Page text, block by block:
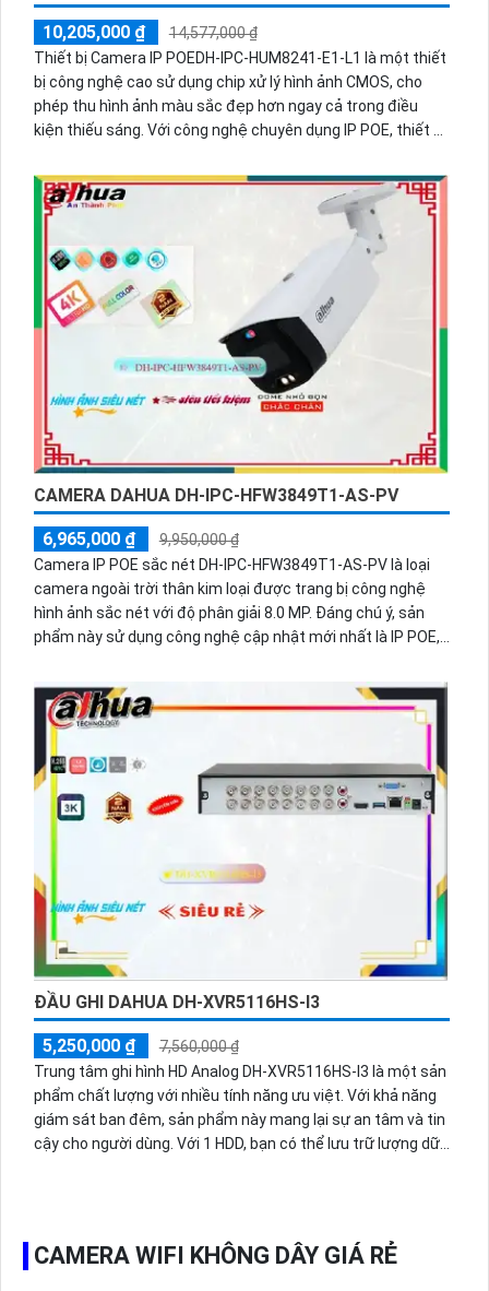
10,205,000 ₫
14,577,000 ₫
Thiết bị Camera IP POEDH-IPC-HUM8241-E1-L1 là một thiết
bị công nghệ cao sử dụng chip xử lý hình ảnh CMOS, cho
phép thu hình ảnh màu sắc đẹp hơn ngay cả trong điều
kiện thiếu sáng. Với công nghệ chuyên dụng IP POE, thiết bị
nhớ tích hợp. Đặc biệt, thiết bị còn được trang bị công nghệ
nhìn đêm ONVIF đảm bảo chất lượng hình ảnh trong điều
CAMERA DAHUA DH-IPC-HFW3849T1-AS-PV
6,965,000 ₫
9,950,000 ₫
Camera IP POE sắc nét DH-IPC-HFW3849T1-AS-PV là loại
camera ngoài trời thân kim loại được trang bị công nghệ
hình ảnh sắc nét với độ phân giải 8.0 MP. Đáng chú ý, sản
phẩm này sử dụng công nghệ cập nhật mới nhất là IP POE,
lựa chọn lý tưởng cho các hệ thống lớn với khả năng tốt
nhất.Camera này cũng được trang bị công nghệ AI báo
động thông minh, hạn chế báo động giả, giúp ngăn chặn
những hiện tượng không mong muốn. Một ưu điểm khác
của sản phẩm là khả năng xem ban đêm full color trong
khoảng cách 30m, giúp giám sát ban đêm hiệu quả và phù
hợp. Chất lượng hình ảnh và màu sắc cũng đảm bảo tốt mọi
ĐẦU GHI DAHUA DH-XVR5116HS-I3
5,250,000 ₫
7,560,000 ₫
Trung tâm ghi hình HD Analog DH-XVR5116HS-I3 là một sản
phẩm chất lượng với nhiều tính năng ưu việt. Với khả năng
giám sát ban đêm, sản phẩm này mang lại sự an tâm và tin
cậy cho người dùng. Với 1 HDD, bạn có thể lưu trữ lượng dữ
nhờ vào công nghệ tiên tiến. Nền tảng kết nối AHD CVI TVI
BCS giúp tương thích với nhiều thiết bị khác nhau. Hệ thống
CAMERA WIFI KHÔNG DÂY GIÁ RẺ